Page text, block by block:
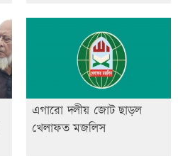
এগারো দলীয় জোট ছাড়ল
খেলাফত মজলিস